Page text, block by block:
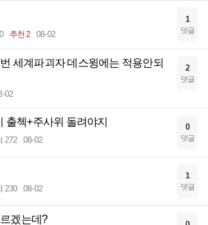
추천 2 08-02
1
댓글
세계파괴자 데스윙에는 적용안되
02
2
댓글
출첵+주사위 돌려야지
272 08-02
0
댓글
230 08-02
1
댓글
겠는데?